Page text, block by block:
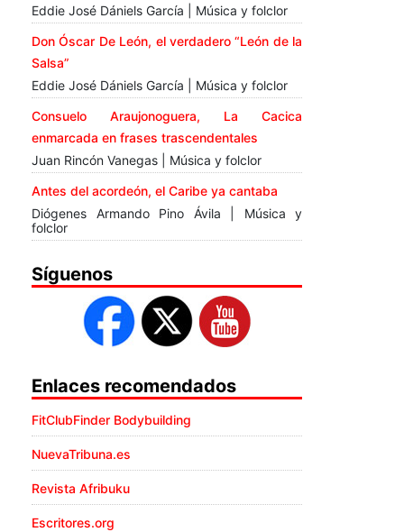
Eddie José Dániels García | Música y folclor
Don Óscar De León, el verdadero “León de la
Salsa”
Eddie José Dániels García | Música y folclor
Consuelo Araujonoguera, La Cacica
enmarcada en frases trascendentales
Juan Rincón Vanegas | Música y folclor
Antes del acordeón, el Caribe ya cantaba
Diógenes Armando Pino Ávila | Música y
folclor
Síguenos
Enlaces recomendados
FitClubFinder Bodybuilding
NuevaTribuna.es
Revista Afribuku
Escritores.org